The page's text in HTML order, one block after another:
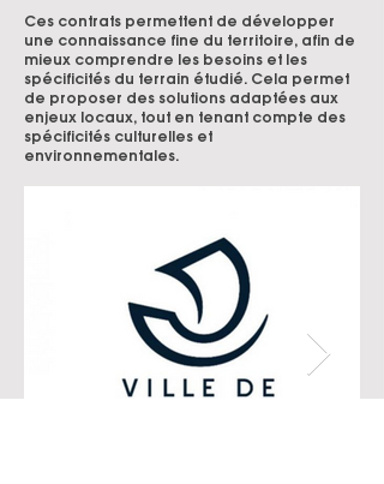
​Ces contrats permettent de développer
une connaissance fine du territoire, afin de
mieux comprendre les besoins et les
spécificités du terrain étudié. Cela permet
de proposer des solutions adaptées aux
enjeux locaux, tout en tenant compte des
spécificités culturelles et
environnementales.